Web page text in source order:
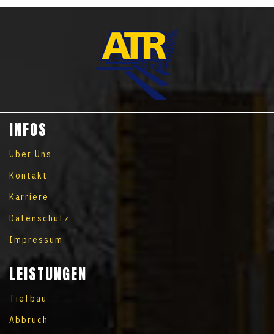
INFOS
Über Uns
Kontakt
Karriere
Datenschutz
Impressum
LEISTUNGEN
Tiefbau
Abbruch